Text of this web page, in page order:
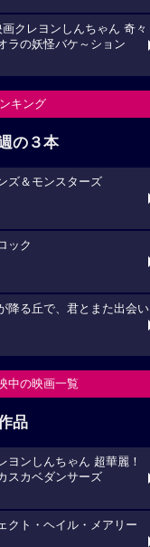
クレヨンしんちゃん 奇々
ラの妖怪バケ～ション
キング
の３本
ズ＆モンスターズ
ック
降る丘で、君とまた出会い
中の映画一覧
品
ヨンしんちゃん 超華麗！
スカベダンサーズ
クト・ヘイル・メアリー